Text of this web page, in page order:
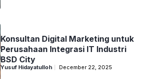
Konsultan Digital Marketing untuk
Perusahaan Integrasi IT Industri
BSD City
Yusuf Hidayatulloh December 22, 2025